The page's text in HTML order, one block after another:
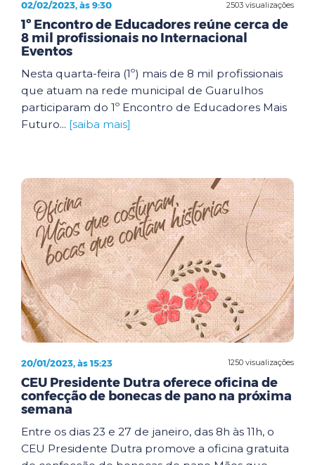
2503 visualizações
02/02/2023, às 9:30
1º Encontro de Educadores reúne cerca de
8 mil profissionais no Internacional
Eventos
Nesta quarta-feira (1º) mais de 8 mil profissionais
que atuam na rede municipal de Guarulhos
participaram do 1º Encontro de Educadores Mais
Futuro... [saiba mais]
1250 visualizações
20/01/2023, às 15:23
CEU Presidente Dutra oferece oficina de
confecção de bonecas de pano na próxima
semana
Entre os dias 23 e 27 de janeiro, das 8h às 11h, o
CEU Presidente Dutra promove a oficina gratuita